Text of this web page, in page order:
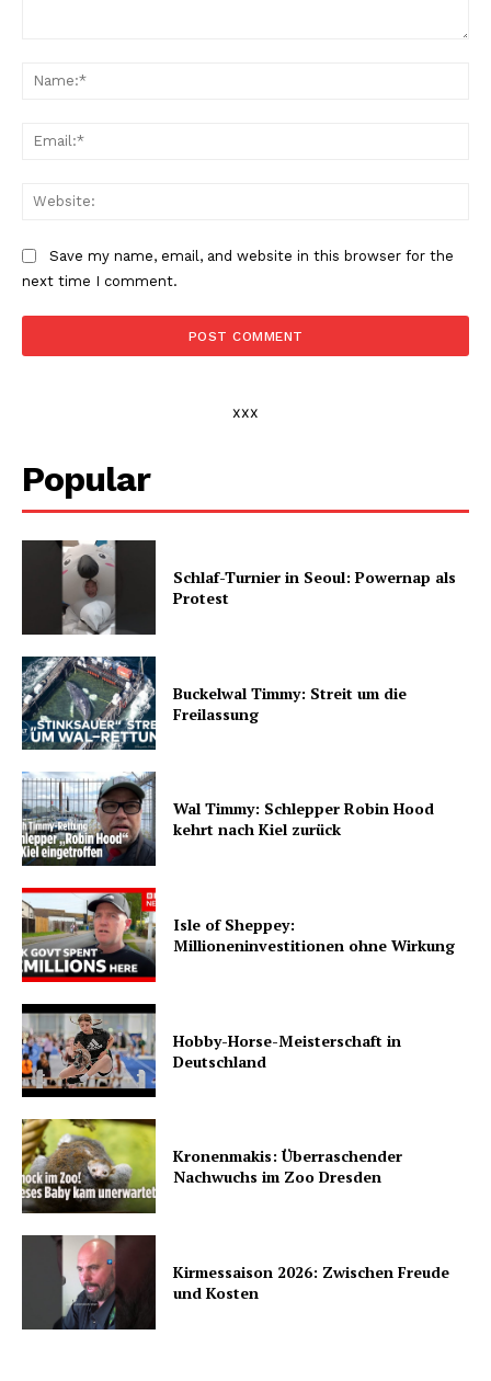
Save my name, email, and website in this browser for the
next time I comment.
xxx
Popular
Schlaf-Turnier in Seoul: Powernap als
Protest
Buckelwal Timmy: Streit um die
Freilassung
Wal Timmy: Schlepper Robin Hood
kehrt nach Kiel zurück
Isle of Sheppey:
Millioneninvestitionen ohne Wirkung
Hobby-Horse-Meisterschaft in
Deutschland
Kronenmakis: Überraschender
Nachwuchs im Zoo Dresden
Kirmessaison 2026: Zwischen Freude
und Kosten